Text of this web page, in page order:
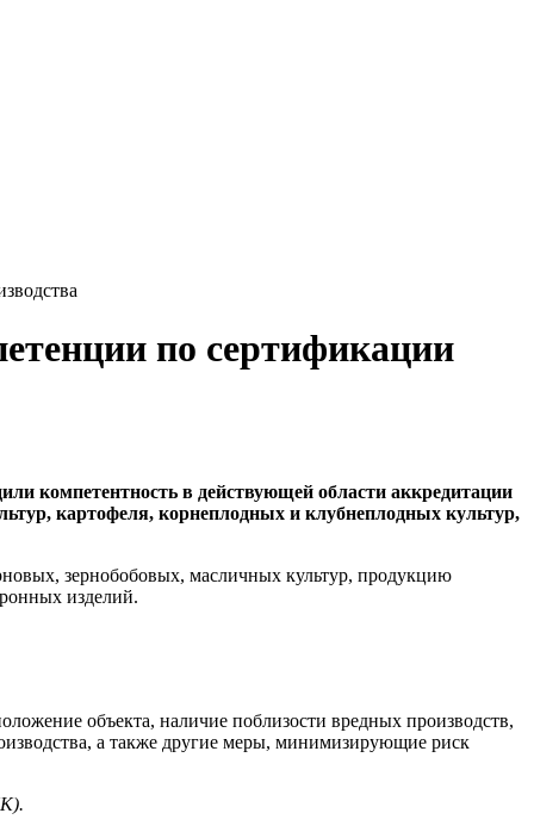
по сертификации
компетентность в действующей области аккредитации
картофеля, корнеплодных и клубнеплодных культур,
зернобобовых, масличных культур, продукцию
изделий.
объекта, наличие поблизости вредных производств,
а также другие меры, минимизирующие риск